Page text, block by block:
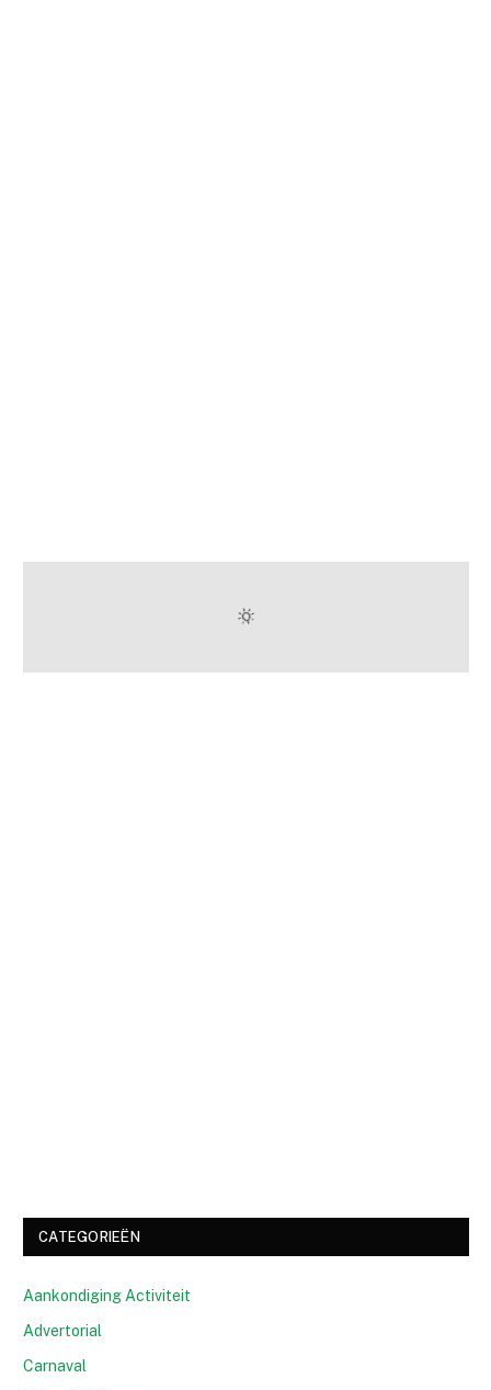
CATEGORIEËN
Aankondiging Activiteit
Advertorial
Carnaval